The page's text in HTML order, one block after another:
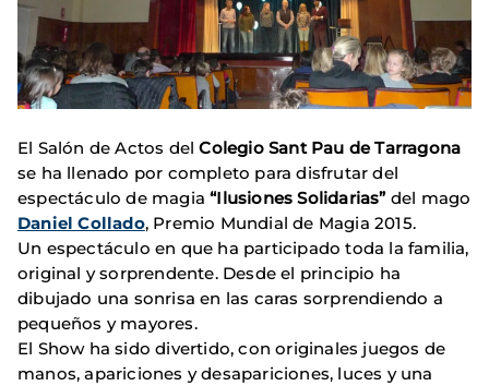
El Salón de Actos delColegio Sant Pau de Tarragona
se ha llenado por completo para disfrutar del
espectáculo de magia“Ilusiones Solidarias”del mago
Daniel Collado, Premio Mundial de Magia 2015.
Un espectáculo en que ha participado toda la familia,
original y sorprendente. Desde el principio ha
dibujado una sonrisa en las caras sorprendiendo a
pequeños y mayores.
El Show ha sido divertido, con originales juegos de
manos, apariciones y desapariciones, luces y una